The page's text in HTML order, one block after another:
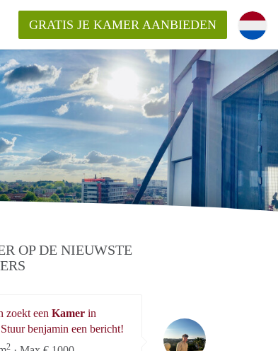
in Tilburg?
bemiddelingsvergoeding?
GRATIS JE KAMER AANBIEDEN
OP DE NIEUWSTE
zoekt een Kamer in
benjamin een bericht!
2